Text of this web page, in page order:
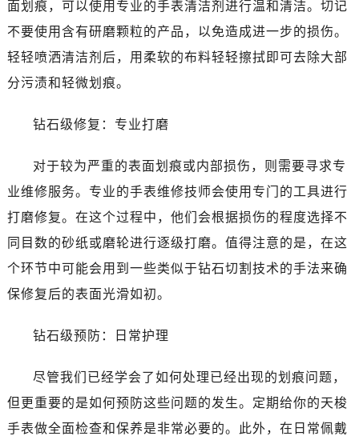
面划痕，可以使用专业的手表清洁剂进行温和清洁。切记
不要使用含有研磨颗粒的产品，以免造成进一步的损伤。
轻轻喷洒清洁剂后，用柔软的布料轻轻擦拭即可去除大部
分污渍和轻微划痕。
钻石级修复：专业打磨
对于较为严重的表面划痕或内部损伤，则需要寻求专
业维修服务。专业的手表维修技师会使用专门的工具进行
打磨修复。在这个过程中，他们会根据损伤的程度选择不
同目数的砂纸或磨轮进行逐级打磨。值得注意的是，在这
个环节中可能会用到一些类似于钻石切割技术的手法来确
保修复后的表面光滑如初。
钻石级预防：日常护理
尽管我们已经学会了如何处理已经出现的划痕问题，
但更重要的是如何预防这些问题的发生。定期给你的天梭
手表做全面检查和保养是非常必要的。此外，在日常佩戴